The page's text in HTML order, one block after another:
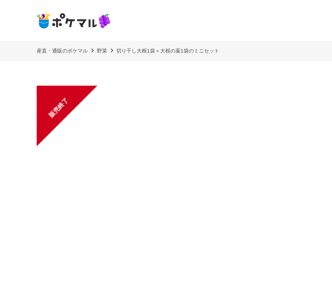
産直・通販のポケマル 野菜 切り干し大根1袋＋大根の葉1袋のミニセット
販売終了